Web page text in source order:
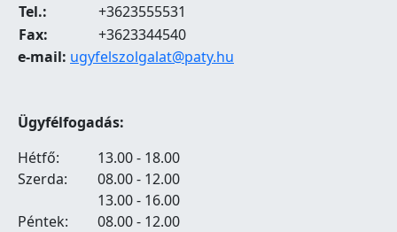
Tel.:
+3623555531
Fax:
+3623344540
e-mail: ugyfelszolgalat@paty.hu
Ügyfélfogadás:
Hétfő:
13.00 - 18.00
Szerda:
08.00 - 12.00
13.00 - 16.00
Péntek:
08.00 - 12.00